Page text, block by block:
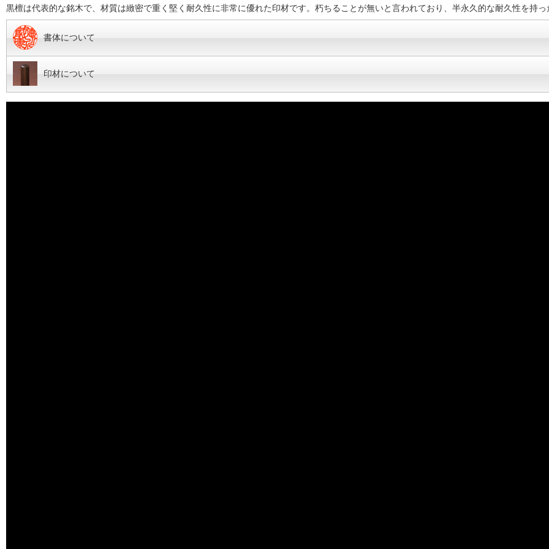
黒檀は代表的な銘木で、材質は緻密で重く堅く耐久性に非常に優れた印材です。朽ちることが無いと言われており、半永久的な耐久性を持っ
書体について
印材について